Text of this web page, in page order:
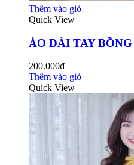
Thêm vào giỏ
Quick View
ÁO DÀI TAY BỒNG
200.000₫
Thêm vào giỏ
Quick View